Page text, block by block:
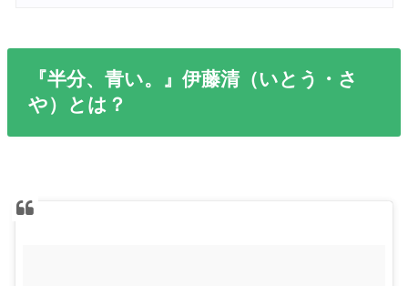
『半分、青い。』伊藤清（いとう・さ
や）とは？